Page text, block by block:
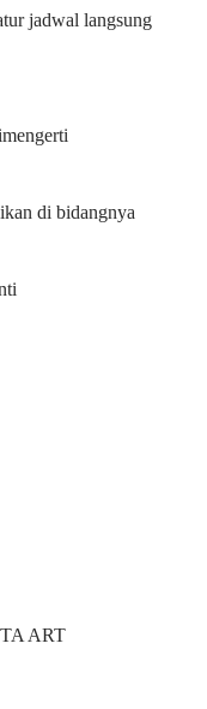
jadwal langsung
di bidangnya
ART